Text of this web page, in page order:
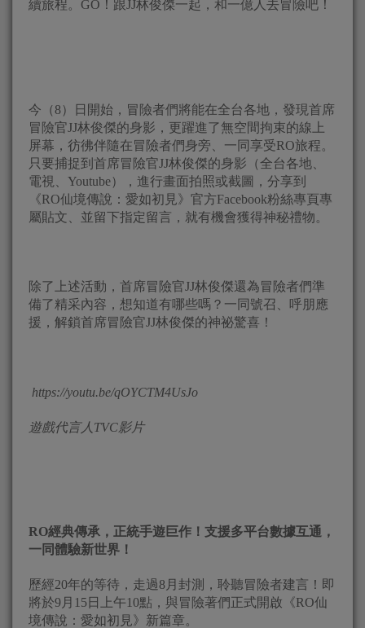
續旅程。GO！跟JJ林俊傑一起，和一億人去冒險吧！
今（8）日開始，冒險者們將能在全台各地，發現首席
冒險官JJ林俊傑的身影，更躍進了無空間拘束的線上
屏幕，彷彿伴隨在冒險者們身旁、一同享受RO旅程。
只要捕捉到首席冒險官JJ林俊傑的身影（全台各地、
電視、Youtube），進行畫面拍照或截圖，分享到
《RO仙境傳說：愛如初見》官方Facebook粉絲專頁專
屬貼文、並留下指定留言，就有機會獲得神秘禮物。
除了上述活動，首席冒險官JJ林俊傑還為冒險者們準
備了精采內容，想知道有哪些嗎？一同號召、呼朋應
援，解鎖首席冒險官JJ林俊傑的神祕驚喜！
https://youtu.be/qOYCTM4UsJo
遊戲代言人 TVC影片
RO經典傳承，正統手遊巨作！支援多平台數據互通，
一同體驗新世界！
歷經20年的等待，走過8月封測，聆聽冒險者建言！即
將於9月15日上午10點，與冒險著們正式開啟《RO仙
境傳說：愛如初見》新篇章。